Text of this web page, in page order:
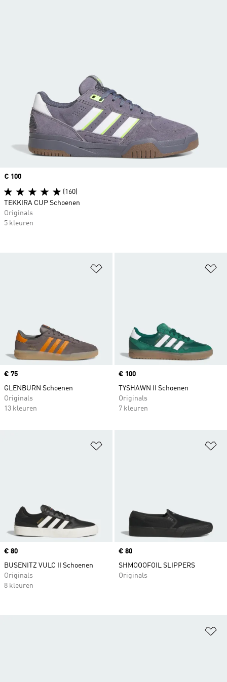
Price
€ 75
GLENBURN Schoenen
Originals
13 kleuren
Price
€ 100
TYSHAWN II Schoenen
Originals
7 kleuren
Price
€ 80
BUSENITZ VULC II Schoenen
Originals
8 kleuren
Price
€ 80
SHMOOOFOIL SLIPPERS
Originals
Price
€ 100
(160)
TEKKIRA CUP Schoenen
Originals
5 kleuren